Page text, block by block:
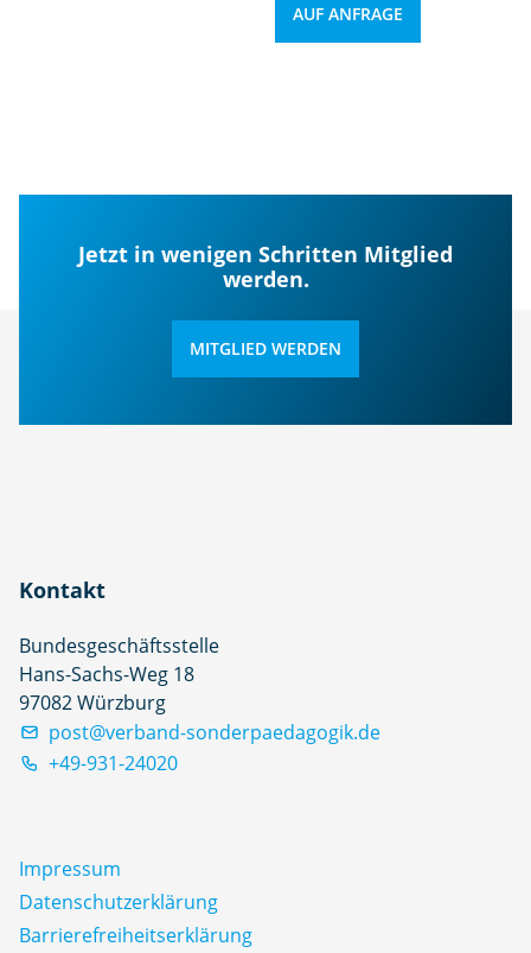
AUF ANFRAGE
Jetzt in wenigen Schritten Mitglied
werden.
MITGLIED WERDEN
Kontakt
Bundesgeschäftsstelle
Hans-Sachs-Weg 18
97082 Würzburg
post@verband-sonderpaedagogik.de
+49-931-24020
Impressum
Datenschutz­erklärung
Barrierefreiheitserklärung